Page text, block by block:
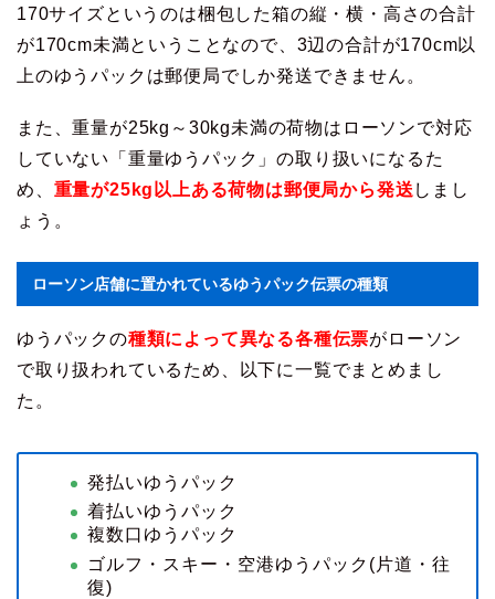
170サイズというのは梱包した箱の縦・横・高さの合計
が170cm未満ということなので、3辺の合計が170cm以
上のゆうパックは郵便局でしか発送できません。
また、重量が25kg～30kg未満の荷物はローソンで対応
していない「重量ゆうパック」の取り扱いになるた
め、 重量が25kg以上ある荷物は郵便局から発送しまし
ょう。
ローソン店舗に置かれているゆうパック伝票の種類
ゆうパックの種類によって異なる各種伝票がローソン
で取り扱われているため、以下に一覧でまとめまし
た。
発払いゆうパック
着払いゆうパック
複数口ゆうパック
ゴルフ・スキー・空港ゆうパック(片道・往
復)